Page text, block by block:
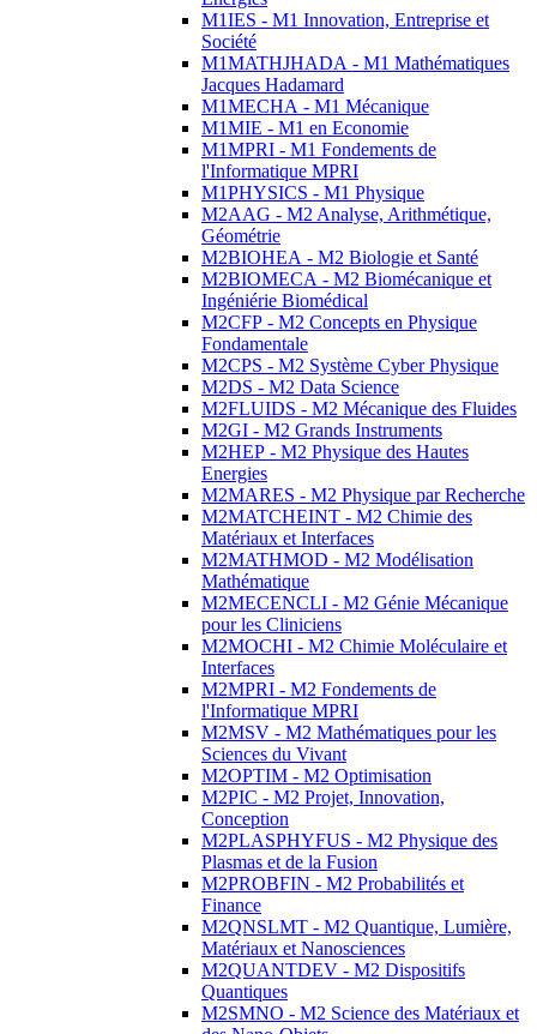
M1IES - M1 Innovation, Entreprise et
Société
M1MATHJHADA - M1 Mathématiques
Jacques Hadamard
M1MECHA - M1 Mécanique
M1MIE - M1 en Economie
M1MPRI - M1 Fondements de
l'Informatique MPRI
M1PHYSICS - M1 Physique
M2AAG - M2 Analyse, Arithmétique,
Géométrie
M2BIOHEA - M2 Biologie et Santé
M2BIOMECA - M2 Biomécanique et
Ingéniérie Biomédical
M2CFP - M2 Concepts en Physique
Fondamentale
M2CPS - M2 Système Cyber Physique
M2DS - M2 Data Science
M2FLUIDS - M2 Mécanique des Fluides
M2GI - M2 Grands Instruments
M2HEP - M2 Physique des Hautes
Energies
M2MARES - M2 Physique par Recherche
M2MATCHEINT - M2 Chimie des
Matériaux et Interfaces
M2MATHMOD - M2 Modélisation
Mathématique
M2MECENCLI - M2 Génie Mécanique
pour les Cliniciens
M2MOCHI - M2 Chimie Moléculaire et
Interfaces
M2MPRI - M2 Fondements de
l'Informatique MPRI
M2MSV - M2 Mathématiques pour les
Sciences du Vivant
M2OPTIM - M2 Optimisation
M2PIC - M2 Projet, Innovation,
Conception
M2PLASPHYFUS - M2 Physique des
Plasmas et de la Fusion
M2PROBFIN - M2 Probabilités et
Finance
M2QNSLMT - M2 Quantique, Lumière,
Matériaux et Nanosciences
M2QUANTDEV - M2 Dispositifs
Quantiques
M2SMNO - M2 Science des Matériaux et